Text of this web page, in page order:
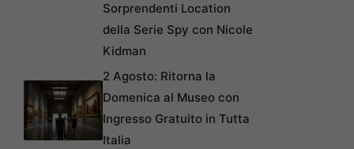
Sorprendenti Location
della Serie Spy con Nicole
Kidman
2 Agosto: Ritorna la
Domenica al Museo con
Ingresso Gratuito in Tutta
Italia